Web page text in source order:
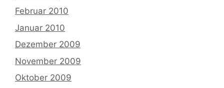
Februar 2010
Januar 2010
Dezember 2009
November 2009
Oktober 2009